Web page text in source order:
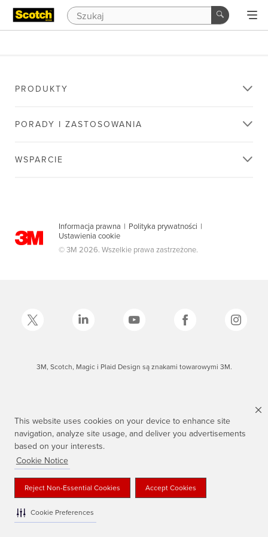
This website uses cookies on your device to enhance site
navigation, analyze site usage, and deliver you advertisements
based on your interests.
Cookie Notice
Reject Non-Essential Cookies Accept Cookies
Cookie Preferences
PRODUKTY
PORADY I ZASTOSOWANIA
WSPARCIE
Informacja prawna | Polityka prywatności |
Ustawienia cookie
© 3M 2026. Wszelkie prawa zastrzeżone.
3M, Scotch, Magic i Plaid Design są znakami towarowymi 3M.